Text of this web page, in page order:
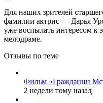
Для наших зрителей
фамилии актрис — Дарья
уже воспылать интересом к
мелодраме.
Отзывы по теме
Фильм «Гражданин
2 недели тому назад